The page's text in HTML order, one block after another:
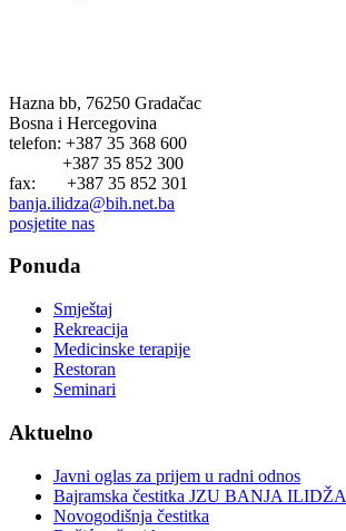
Hazna bb, 76250 Gradačac
Bosna i Hercegovina
telefon: +387 35 368 600
+387 35 852 300
fax: +387 35 852 301
banja.ilidza@bih.net.ba
posjetite nas
Ponuda
Smještaj
Rekreacija
Medicinske terapije
Restoran
Seminari
Aktuelno
Javni oglas za prijem u radni odnos
Bajramska čestitka JZU BANJA ILIDŽA
Novogodišnja čestitka